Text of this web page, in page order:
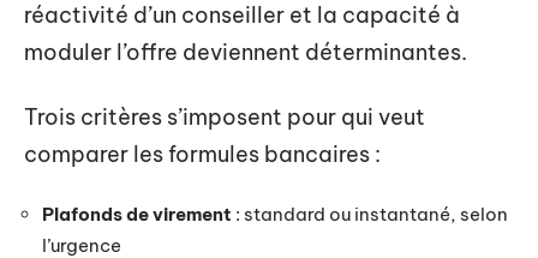
réactivité d’un conseiller et la capacité à
moduler l’offre deviennent déterminantes.
Trois critères s’imposent pour qui veut
comparer les formules bancaires :
Plafonds de virement : standard ou instantané, selon
l’urgence